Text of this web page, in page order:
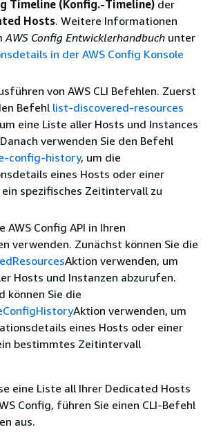
Timeline (Konfig.-Timeline) der
Hosts. Weitere Informationen
AWS Config Entwicklerhandbuch unter
in der AWS Config Konsole
von AWS CLI Befehlen. Zuerst
Befehl list-discovered-resources
eine Liste aller Hosts und Instances
verwenden Sie den Befehl
config-history, um die
eines Hosts oder einer
spezifisches Zeitintervall zu
AWS Config API in Ihren
verwenden. Zunächst können Sie die
Aktion verwenden, um
Hosts und Instanzen abzurufen.
können Sie die
Aktion verwenden, um
eines Hosts oder einer
bestimmtes Zeitintervall
eine Liste all Ihrer Dedicated Hosts
Config, führen Sie einen CLI-Befehl
aus.